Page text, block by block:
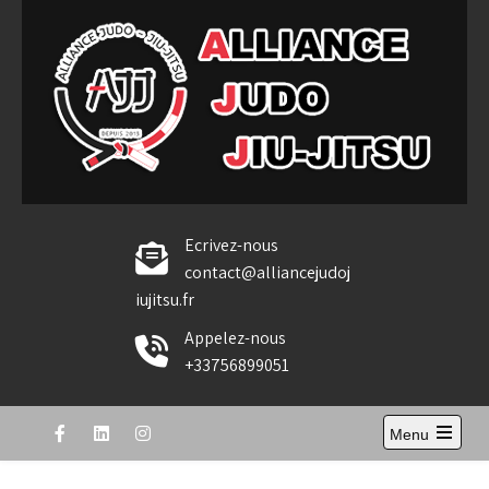
content
Alliance Judo Jiu-jitsu
Ecrivez-nous
contact@alliancejudoj
iujitsu.fr
Appelez-nous
+33756899051
Menu
Open